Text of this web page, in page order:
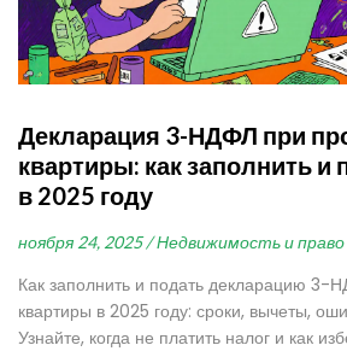
Декларация 3-НДФЛ при
квартиры: как заполнить и
в 2025 году
ноября 24, 2025 / Недвижимость и
Как заполнить и подать декларацию 3-
квартиры в 2025 году: сроки, вычеты,
Узнайте, когда не платить налог и как